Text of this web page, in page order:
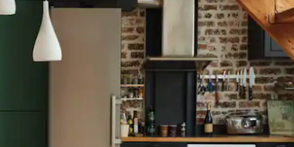
eða skoða með því að snerta eða strjúka.